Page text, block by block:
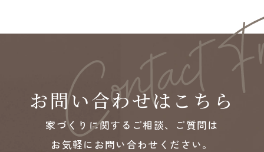
お問い合わせはこちら
家づくりに関するご相談、ご質問は
お気軽にお問い合わせください。